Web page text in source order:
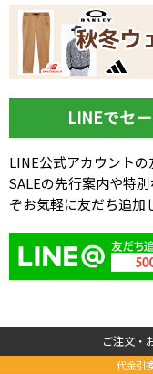
LINEでセ
LINE公式アカウント
SALEの先行案内や特
ぞお気軽に友だち追加
ご注文・
代金引